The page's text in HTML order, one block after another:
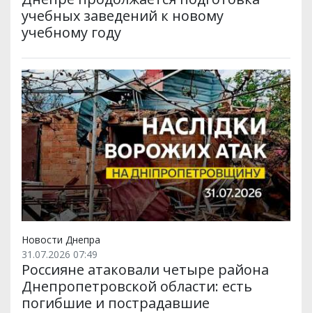
учебных заведений к новому
учебному году
Новости Днепра
31.07.2026 07:49
Россияне атаковали четыре района
Днепропетровской области: есть
погибшие и пострадавшие